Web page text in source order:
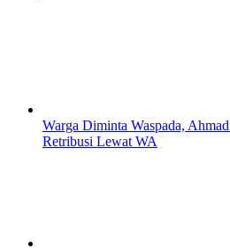
Warga Diminta Waspada,
Retribusi Lewat WA